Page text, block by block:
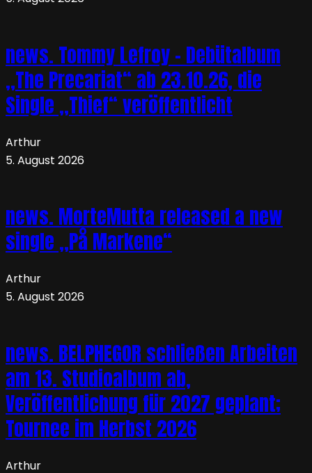
news. Tommy Lefroy – Debütalbum
„The Precariat“ ab 23.10.26, die
Single „Thief“ veröffentlicht
Arthur
5. August 2026
news. MorteMutta released a new
single „På Markene“
Arthur
5. August 2026
news. BELPHEGOR schließen Arbeiten
am 13. Studioalbum ab,
Veröffentlichung für 2027 geplant;
Tournee im Herbst 2026
Arthur